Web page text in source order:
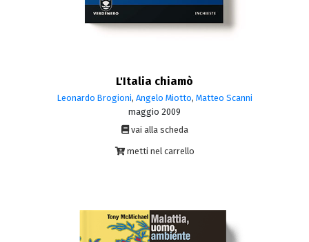
L'Italia chiamò
Leonardo Brogioni, Angelo Miotto, Matteo Scanni
maggio 2009
vai alla scheda
metti nel carrello